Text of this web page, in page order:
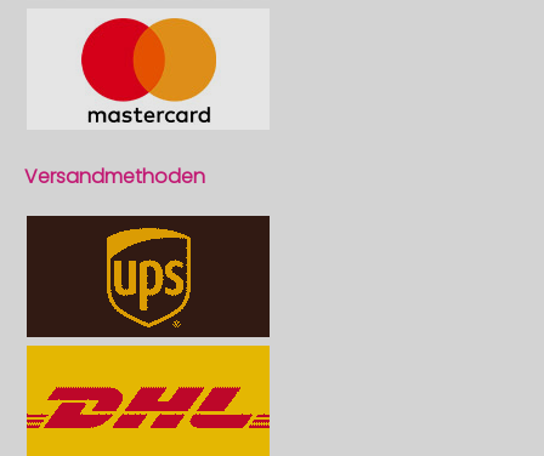
Versandmethoden